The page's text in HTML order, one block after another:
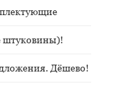
штуковины)!
Дёшево!